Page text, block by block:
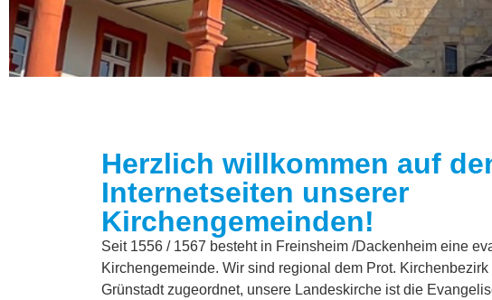
Jauchze, du Tochter Zion! Frohlocke, Israel! Freue dich
Herzlich willkommen auf
Internetseiten unserer
Kirchengemeinden!
Seit 1556 / 1567 besteht in Freinsheim /Dackenheim eine
Kirchengemeinde. Wir sind regional dem Prot.
Grünstadt zugeordnet, unsere Landeskirche ist die